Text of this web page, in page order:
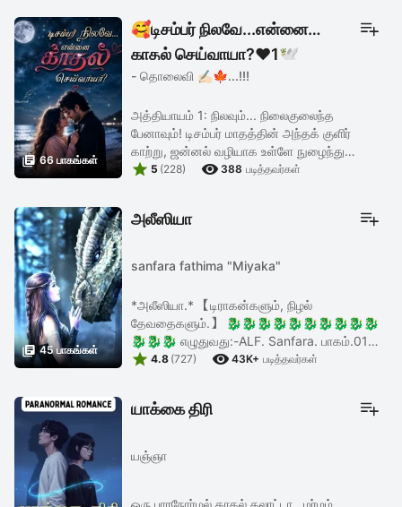
 66 பாகங்கள்
🥰டிசம்பர் நிலவே...என்னை
காதல் செய்வாயா?❤️1🕊️
- தொலைவி ✍🏻🍁...!!!
அத்தியாயம் 1: நிலவும்... நிலைகுலைந்த
பேனாவும்! டிசம்பர் மாதத்தின் அந்தக் குளிர்
காற்று, ஜன்னல் வழியாக உள்ளே நுழைந்து
அஷாராவின் கழுத்தைச் சுற்றியிருந்த துப்பட்டாவை
 5 (228)  388 படித்தவர்கள்
 45 பாகங்கள்
அலீஸியா
sanfara fathima "Miyaka"
*அலீஸியா.* 【டிராகன்களும், நிழல்
தேவதைகளும்.】 🐉🐉🐉🐉🐉🐉🐉🐉🐉🐉
🐉🐉🐉 எழுதுவது:-ALF. Sanfara. பாகம்.01
அமைதியான புல்வெளிகள், பெரிய பெரிய
 4.8 (727)  43K+ படித்தவர்கள்
யாக்கை திரி
யஞ்ஞா
ஒரு பாரநோர்மல் காதல் கலாட்டா.. மர்மம்